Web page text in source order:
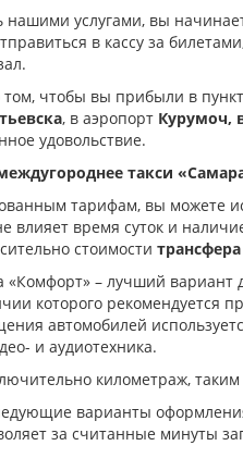
нашими услугами, вы
в кассу за
чтобы вы прибыли в
, в аэропорт Курумоч,
удовольствие.
такси
тарифам, вы можете
влияет время суток и
стоимости трансфера
«Комфорт» – лучший
которого рекомендуется
автомобилей
и аудиотехника.
километраж,
варианты
за считанные минуты